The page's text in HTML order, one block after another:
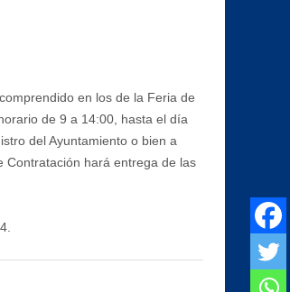
en los de la Feria de
de 9 a 14:00, hasta el día
del Ayuntamiento o bien a
Contratación hará entrega de las